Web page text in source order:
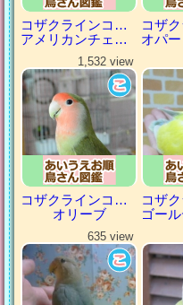
コザクラインコ（小桜インコ）
アメリカンチェリー
1,532 view
コザクラインコ（小桜インコ）
オリーブ
635 view